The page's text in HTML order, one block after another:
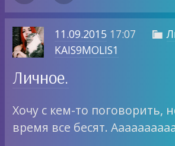
11.09.2015 17:07 
KAIS9MOLIS1
Личное.
Хочу с кем-то поговорить,
время все бесят.